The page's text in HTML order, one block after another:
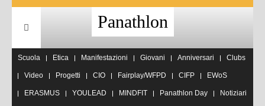
Panathlon
Scuola Etica Manifestazioni Giovani Anniversari Clubs
Video Progetti CIO Fairplay/WFPD CIFP EWoS
ERASMUS YOULEAD MINDFIT Panathlon Day Notiziari